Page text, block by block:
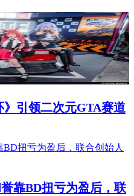
引领二次元GTA赛道
靠BD扭亏为盈后，联